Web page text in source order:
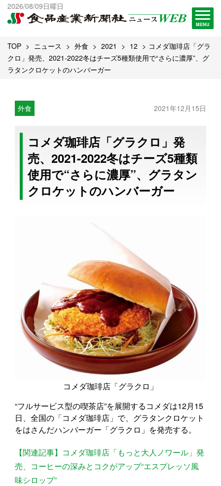
2026/08/09日曜日
MENU
出版物一覧へ
試読・購読申し込み
TOP ニュース 外食 2021 12
コメダ珈琲店「グラ
クロ」発売、2021-2022冬はチーズ5種類使用で“さらに濃厚”、グ
ラタンクロケットのハンバーガー
外食 2021年12月15日
コメダ珈琲店「グラクロ」発
売、2021-2022冬はチーズ5種類
使用で“さらに濃厚”、グラタン
クロケットのハンバーガー
コメダ珈琲店「グラクロ」
“フルサービス型の喫茶店”を展開するコメダは12月15
日、全国の「コメダ珈琲店」で、グラタンクロケット
をはさんだハンバーガー「グラクロ」を発売する。
【関連記事】コメダ珈琲店「もっと大人ノワール」発
売、コーヒーの深みとコクがアップ“エスプレッソ風
味シロップ”